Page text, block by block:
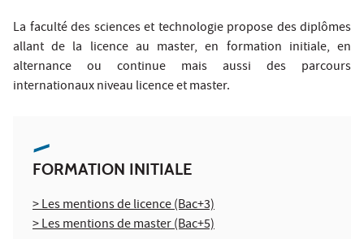
La faculté des sciences et technologie propose des diplômes
allant de la licence au master, en formation initiale, en
alternance ou continue mais aussi des parcours
internationaux niveau licence et master.
FORMATION INITIALE
> Les mentions de licence (Bac+3)
> Les mentions de master (Bac+5)